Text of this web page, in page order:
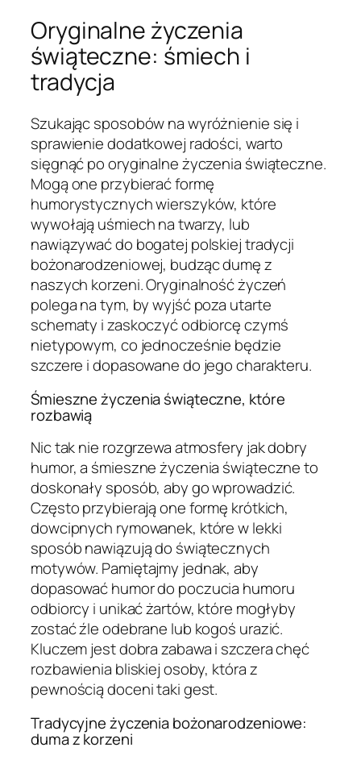
Oryginalne życzenia
świąteczne: śmiech i
tradycja
Szukając sposobów na wyróżnienie się i
sprawienie dodatkowej radości, warto
sięgnąć po oryginalne życzenia świąteczne.
Mogą one przybierać formę
humorystycznych wierszyków, które
wywołają uśmiech na twarzy, lub
nawiązywać do bogatej polskiej tradycji
bożonarodzeniowej, budząc dumę z
naszych korzeni. Oryginalność życzeń
polega na tym, by wyjść poza utarte
schematy i zaskoczyć odbiorcę czymś
nietypowym, co jednocześnie będzie
szczere i dopasowane do jego charakteru.
Śmieszne życzenia świąteczne, które
rozbawią
Nic tak nie rozgrzewa atmosfery jak dobry
humor, a śmieszne życzenia świąteczne to
doskonały sposób, aby go wprowadzić.
Często przybierają one formę krótkich,
dowcipnych rymowanek, które w lekki
sposób nawiązują do świątecznych
motywów. Pamiętajmy jednak, aby
dopasować humor do poczucia humoru
odbiorcy i unikać żartów, które mogłyby
zostać źle odebrane lub kogoś urazić.
Kluczem jest dobra zabawa i szczera chęć
rozbawienia bliskiej osoby, która z
pewnością doceni taki gest.
Tradycyjne życzenia bożonarodzeniowe:
duma z korzeni